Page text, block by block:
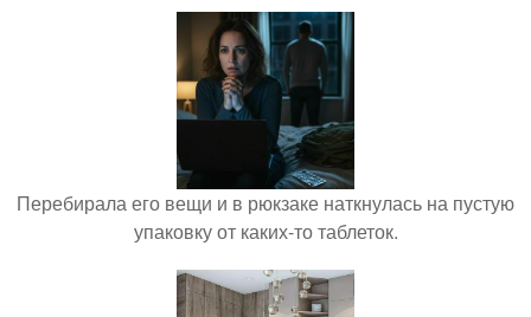
Перебирала его вещи и в рюкзаке наткнулась на пустую
упаковку от каких-то таблеток.